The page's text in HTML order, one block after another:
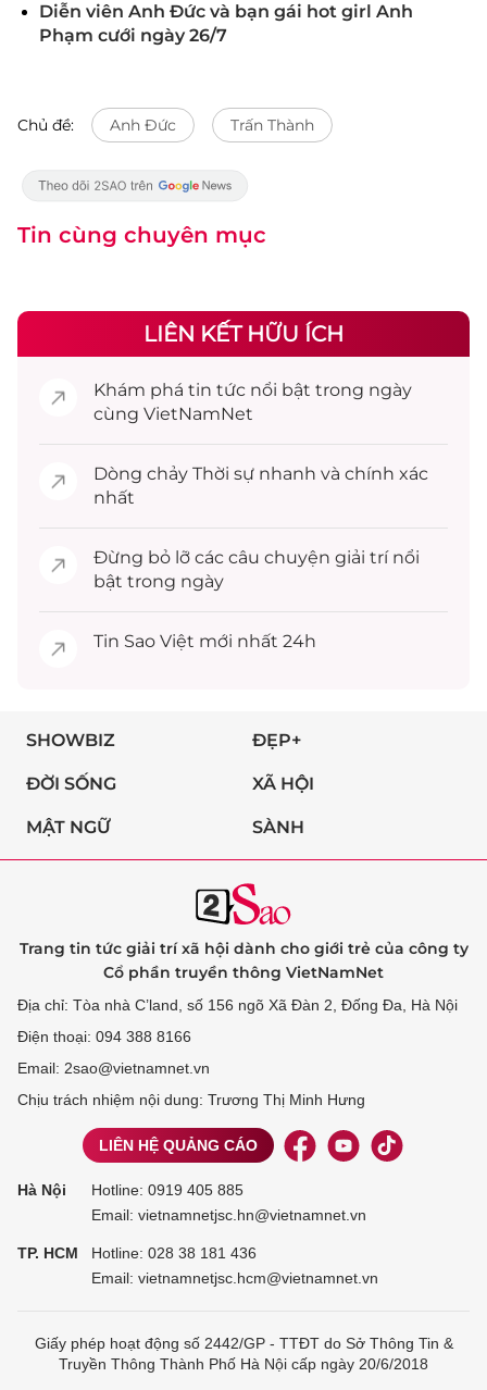
Diễn viên Anh Đức và bạn gái hot girl Anh
Phạm cưới ngày 26/7
Chủ đề: Anh Đức Trấn Thành
Tin cùng chuyên mục
LIÊN KẾT HỮU ÍCH
Khám phá tin tức nổi bật trong ngày
cùng VietNamNet
Dòng chảy Thời sự nhanh và chính xác
nhất
Đừng bỏ lỡ các câu chuyện giải trínổi
bật trong ngày
Tin Sao Việt mới nhất 24h
SHOWBIZ ĐẸP+
ĐỜI SỐNG XÃ HỘI
MẬT NGỮ SÀNH
Trang tin tức giải trí xã hội dành cho giới trẻ của công ty
Cổ phần truyền thông VietNamNet
Địa chỉ: Tòa nhà C’land, số 156 ngõ Xã Đàn 2, Đống Đa, Hà Nội
Điện thoại: 094 388 8166
Email: 2sao@vietnamnet.vn
Chịu trách nhiệm nội dung: Trương Thị Minh Hưng
LIÊN HỆ QUẢNG CÁO
Hà Nội Hotline: 0919 405 885
Email: vietnamnetjsc.hn@vietnamnet.vn
TP. HCM Hotline: 028 38 181 436
Email: vietnamnetjsc.hcm@vietnamnet.vn
Giấy phép hoạt động số 2442/GP - TTĐT do Sở Thông Tin &
Truyền Thông Thành Phố Hà Nội cấp ngày 20/6/2018